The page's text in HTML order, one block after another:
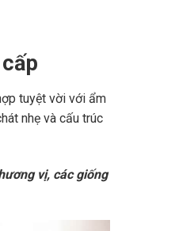
tuyệt vời với ẩm
nhẹ và cấu trúc
vị, các giống